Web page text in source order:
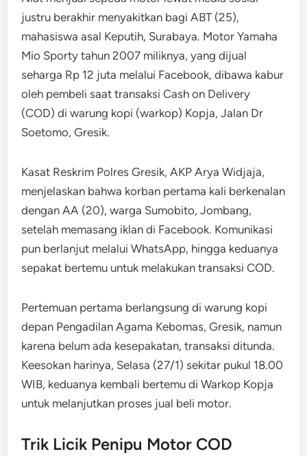
justru berakhir menyakitkan bagi ABT (25),
mahasiswa asal Keputih, Surabaya. Motor Yamaha
Mio Sporty tahun 2007 miliknya, yang dijual
seharga Rp 12 juta melalui Facebook, dibawa kabur
oleh pembeli saat transaksi Cash on Delivery
(COD) di warung kopi (warkop) Kopja, Jalan Dr
Soetomo, Gresik.
Kasat Reskrim Polres Gresik, AKP Arya Widjaja,
menjelaskan bahwa korban pertama kali berkenalan
dengan AA (20), warga Sumobito, Jombang,
setelah memasang iklan di Facebook. Komunikasi
pun berlanjut melalui WhatsApp, hingga keduanya
sepakat bertemu untuk melakukan transaksi COD.
Pertemuan pertama berlangsung di warung kopi
depan Pengadilan Agama Kebomas, Gresik, namun
karena belum ada kesepakatan, transaksi ditunda.
Keesokan harinya, Selasa (27/1) sekitar pukul 18.00
WIB, keduanya kembali bertemu di Warkop Kopja
untuk melanjutkan proses jual beli motor.
Trik Licik Penipu Motor COD